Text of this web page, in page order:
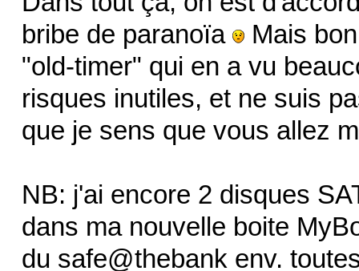
bribe de paranoïa
Mais
"old-timer" qui en a vu
risques inutiles, et ne suis
que je sens que vous allez
NB: j'ai encore 2 disques
dans ma nouvelle boite
du safe@thebank env.